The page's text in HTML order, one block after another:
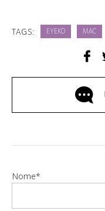
TAGS: EYEKO MAC
Nome*